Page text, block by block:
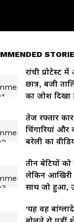
रांची प्रोटेस्ट
छात्र, बजी
का जोश दिखा
तेज रफ्तार
चिंगारियां और
बरेली का
तीन बेटियों
लेकिन आखिरी
साथ जो हुआ,
'यह वह